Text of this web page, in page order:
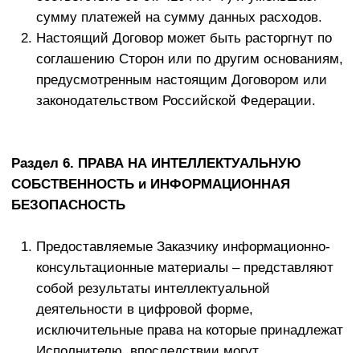
письменной форме или электронной форме,
которая позволяет индивидуализировать
личность Заказчика. Для индивидуальных
предпринимателей досудебный порядок
урегулирования споров обязателен. Срок ответа
на претензию – 30 дней, с момента поступления
В случае недостижения согласия между
Сторонами все споры рассматриваются в
судебном порядке в соответствии с
законодательством РФ. В случае, если
организация, то спор подлежит рассмотрению в
Раздел 9. ПРОЧИЕ УСЛОВИЯ
Настоящий Договор действует до момента
исполнения Сторонами всех обязательств.